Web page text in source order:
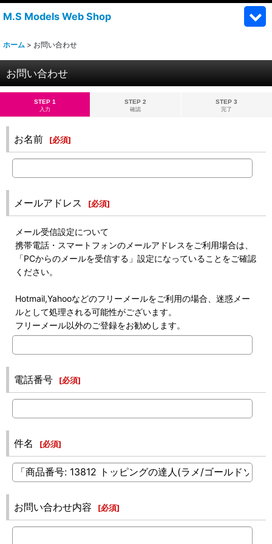
M.S Models Web Shop
ホーム > お問い合わせ
お問い合わせ
STEP 1
入力
STEP 2
確認
STEP 3
完了
お名前 [必須]
メールアドレス [必須]
メール受信設定について
携帯電話・スマートフォンのメールアドレスをご利用場合は、
「PCからのメールを受信する」設定になっていることをご確認
ください。
Hotmail,Yahooなどのフリーメールをご利用の場合、迷惑メー
ルとして処理される可能性がございます。
フリーメール以外のご登録をお勧めします。
電話番号 [必須]
件名 [必須]
お問い合わせ内容 [必須]